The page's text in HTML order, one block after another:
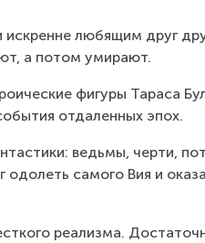
любящим друг
а потом умирают.
фигуры Тараса
отдаленных эпох.
ведьмы, черти,
самого Вия и
реализма.